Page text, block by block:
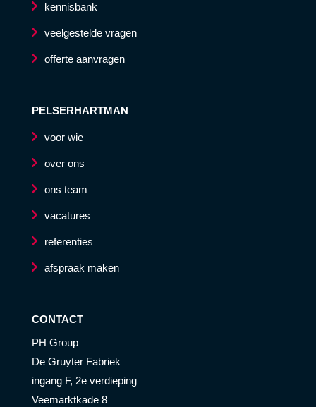
kennisbank
veelgestelde vragen
offerte aanvragen
PELSERHARTMAN
voor wie
over ons
ons team
vacatures
referenties
afspraak maken
CONTACT
PH Group
De Gruyter Fabriek
ingang F, 2e verdieping
Veemarktkade 8